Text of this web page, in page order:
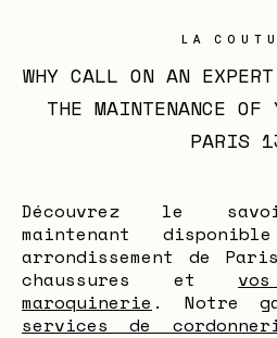
LA
WHY CALL ON AN
THE MAINTENANCE OF
PARIS
Découvrez le
maintenant
arrondissement de
chaussures et
maroquinerie . Notre
services de